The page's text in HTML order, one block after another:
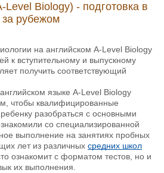
Level Biology) - подготовка в
рубежом
на английском A-Level Biology
к вступительному и выпускному
получить соответствующий
языке A-Level Biology
чтобы квалифицированные
разобраться с основными
со специализированной
выполнение на занятиях пробных
лет из различных средних школ
ознакомит с форматом тестов, но и
их выполнения.